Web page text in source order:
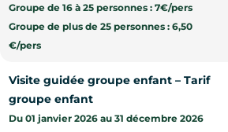
Groupe de 16 à 25 personnes : 7€/pers
Groupe de plus de 25 personnes : 6,50
€/pers
Visite guidée groupe enfant – Tarif
groupe enfant
Du 01 janvier 2026 au 31 décembre 2026